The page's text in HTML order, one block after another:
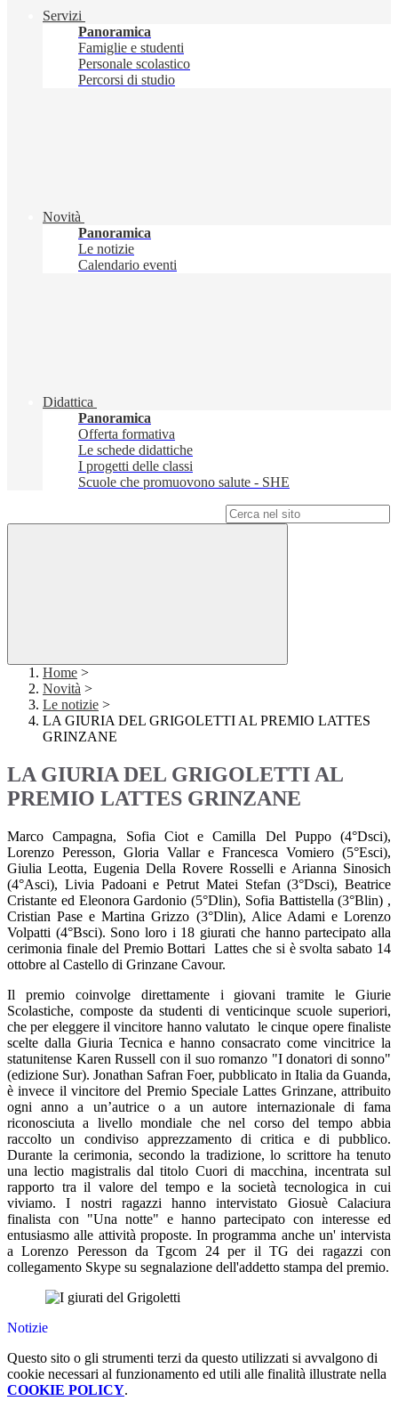
Servizi
Panoramica
Famiglie e studenti
Personale scolastico
Percorsi di studio
Novità
Panoramica
Le notizie
Calendario eventi
Didattica
Panoramica
Offerta formativa
Le schede didattiche
I progetti delle classi
Scuole che promuovono salute - SHE
Home >
Novità >
Le notizie >
LA GIURIA DEL GRIGOLETTI AL PREMIO LATTES
GRINZANE
LA GIURIA DEL GRIGOLETTI AL
PREMIO LATTES GRINZANE
Marco Campagna, Sofia Ciot e Camilla Del Puppo (4°Dsci),
Lorenzo Peresson, Gloria Vallar e Francesca Vomiero (5°Esci),
Giulia Leotta, Eugenia Della Rovere Rosselli e Arianna Sinosich
(4°Asci), Livia Padoani e Petrut Matei Stefan (3°Dsci), Beatrice
Cristante ed Eleonora Gardonio (5°Dlin), Sofia Battistella (3°Blin) ,
Cristian Pase e Martina Grizzo (3°Dlin), Alice Adami e Lorenzo
Volpatti (4°Bsci). Sono loro i 18 giurati che hanno partecipato alla
cerimonia finale del Premio Bottari Lattes che si è svolta sabato 14
ottobre al Castello di Grinzane Cavour.
Il premio coinvolge direttamente i giovani tramite le Giurie
Scolastiche, composte da studenti di venticinque scuole superiori,
che per eleggere il vincitore hanno valutato le cinque opere finaliste
scelte dalla Giuria Tecnica e hanno consacrato come vincitrice la
statunitense Karen Russell con il suo romanzo "I donatori di sonno"
(edizione Sur). Jonathan Safran Foer, pubblicato in Italia da Guanda,
è invece il vincitore del Premio Speciale Lattes Grinzane, attribuito
ogni anno a un’autrice o a un autore internazionale di fama
riconosciuta a livello mondiale che nel corso del tempo abbia
raccolto un condiviso apprezzamento di critica e di pubblico.
Durante la cerimonia, secondo la tradizione, lo scrittore ha tenuto
una lectio magistralis dal titolo Cuori di macchina, incentrata sul
rapporto tra il valore del tempo e la società tecnologica in cui
viviamo. I nostri ragazzi hanno intervistato Giosuè Calaciura
finalista con "Una notte" e hanno partecipato con interesse ed
entusiasmo alle attività proposte. In programma anche un' intervista
a Lorenzo Peresson da Tgcom 24 per il TG dei ragazzi con
collegamento Skype su segnalazione dell'addetto stampa del premio.
Notizie
Questo sito o gli strumenti terzi da questo utilizzati si avvalgono di
cookie necessari al funzionamento ed utili alle finalità illustrate nella
COOKIE POLICY.